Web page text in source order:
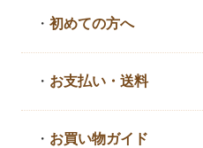
・初めての方へ
・ お支払い・送料
・ お買い物ガイド